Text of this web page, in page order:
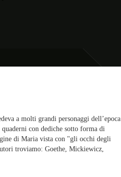
a molti grandi personaggi dell’epoca
con dediche sotto forma di
di Maria vista con "gli occhi degli
troviamo: Goethe, Mickiewicz,